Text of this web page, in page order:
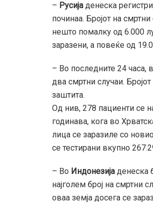
– Русија денеска
починаа. Бројот на
нешто помалку од 6.000
заразени, а повеќе од
– Во последните 24 часа,
два смртни случаи.
заштита.
Од нив, 278 пациенти се
годинава, кога во
лица се заразиле со
се тестирани вкупно
– Во Индонезија денеска
најголем број на смртни
оваа земја досега се